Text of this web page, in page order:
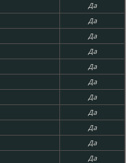
Да
Да
Да
Да
Да
Да
Да
Да
Да
Да
Да